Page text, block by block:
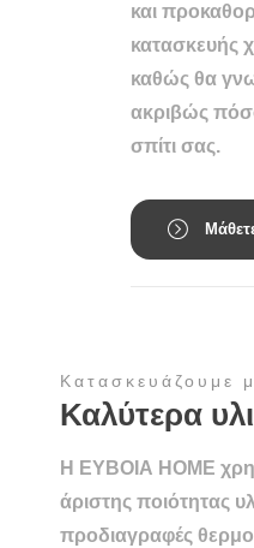
και
κατασκευής
καθώς θα
ακριβώς
σπίτι σας.
Κατασκευάζουμε
Καλύτερα
Η ΕΥΒΟΙΑ HOME
άριστης ποιότητας
προδιαγραφές